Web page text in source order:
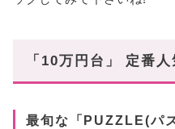
「10万円台」 定番
最旬な「PUZZLE(パ